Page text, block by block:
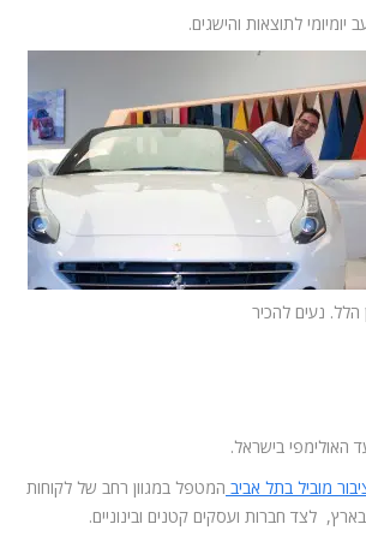
הלל. נעים להכיר
האולימפי בישראל.
מוביל בתל אביב המטפל במגוון רחב של לקוחות
לצד חברות ועסקים קטנים ובינוניים.